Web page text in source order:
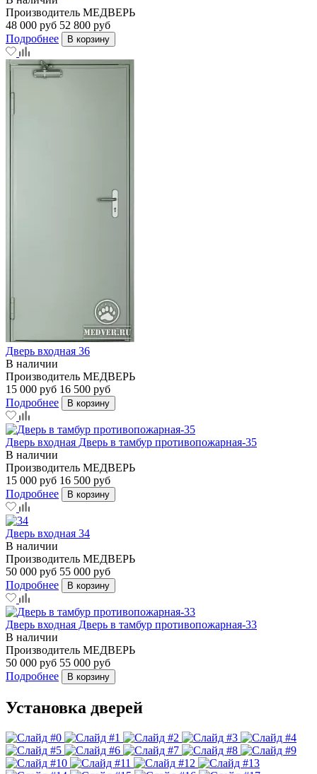
Производитель МЕДВЕРЬ
48 000 руб 52 800 руб
Подробнее
В корзину
Дверь входная 36
В наличии
Производитель МЕДВЕРЬ
15 000 руб 16 500 руб
Подробнее
В корзину
Дверь входная Дверь в тамбур противопожарная-35
В наличии
Производитель МЕДВЕРЬ
15 000 руб 16 500 руб
Подробнее
В корзину
Дверь входная 34
В наличии
Производитель МЕДВЕРЬ
50 000 руб 55 000 руб
Подробнее
В корзину
Дверь входная Дверь в тамбур противопожарная-33
В наличии
Производитель МЕДВЕРЬ
50 000 руб 55 000 руб
Подробнее
В корзину
Установка дверей